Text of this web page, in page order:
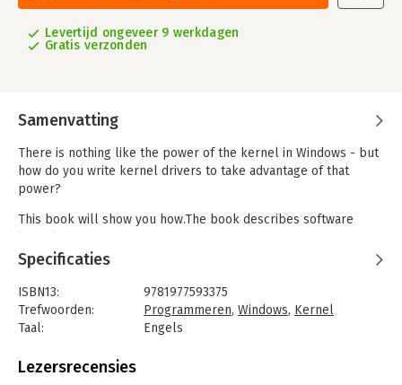
Levertijd ongeveer 9 werkdagen
Gratis verzonden
Samenvatting
There is nothing like the power of the kernel in Windows - but
how do you write kernel drivers to take advantage of that
power?
This book will show you how.The book describes software
deal with hardware, but rather with the system itself:
processes, threads, modules, registry and more.
Kernel code can be used for monitoring important events,
preventing some from occurring if needed. Various filters can
be written that can intercept calls that a driver may be
interested in.
Specificaties
ISBN13:
9781977593375
Trefwoorden:
Programmeren, Windows, Kernel
Taal:
Engels
Aantal pagina's:
Lezersrecensies